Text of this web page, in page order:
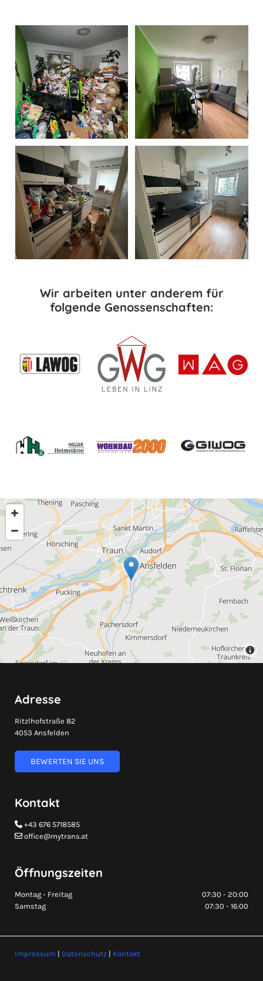
Wir arbeiten unter anderem für
folgende Genossenschaften:
Adresse
Ritzlhofstraße 82
4053 Ansfelden
BEWERTEN SIE UNS
Kontakt
 +43 676 5718585
 office@mytrans.at
Öffnungszeiten
Montag - Freitag
07:30 - 20:00
Samstag
07:30 - 16:00
Impressum | Datenschutz | Kontakt